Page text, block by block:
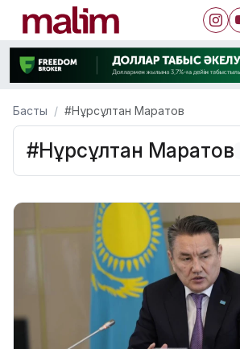
Басты #Нұрсұлтан Маратов
#Нұрсұлтан Маратов